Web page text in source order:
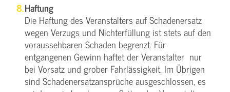
Haftung
Die Haftung des Veranstalters auf Schadenersatz
wegen Verzugs und Nichterfüllung ist stets auf den
voraussehbaren Schaden begrenzt. Für
entgangenen Gewinn haftet der Veranstalter nur
bei Vorsatz und grober Fahrlässigkeit. Im Übrigen
sind Schadenersatzansprüche ausgeschlossen, es